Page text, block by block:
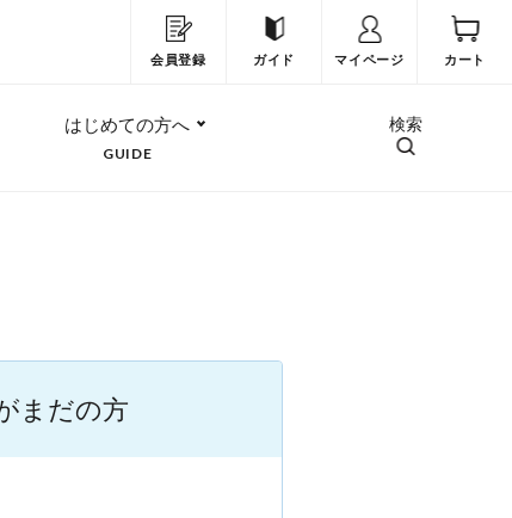
会員登録
ガイド マイページ カート
はじめての方へ
GUIDE
検索
まだの方